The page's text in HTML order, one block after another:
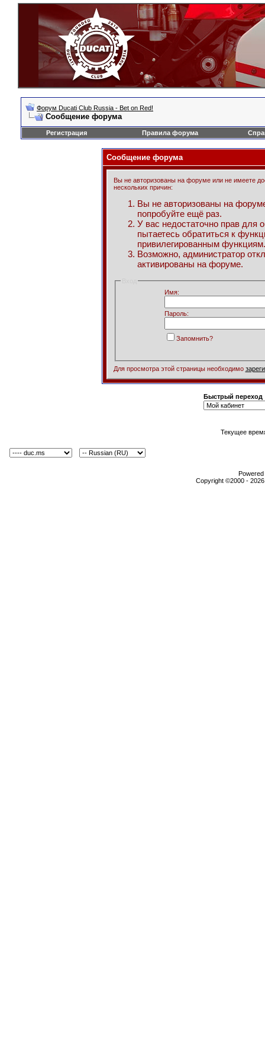
Форум Ducati Club Russia - Bet on Red!
Сообщение форума
Регистрация Правила форума
Сообщение форума
Вы не авторизованы на форуме или не имеете
нескольких причин:
Вы не авторизованы на
попробуйте ещё раз.
У вас недостаточно прав для
пытаетесь обратиться к
привилегированным функциям.
Возможно, администратор
активированы на форуме.
Имя:
Пароль:
Запомнить?
Для просмотра этой страницы необходимо
Быстрый переход
Текущее
Copyright ©2000 -